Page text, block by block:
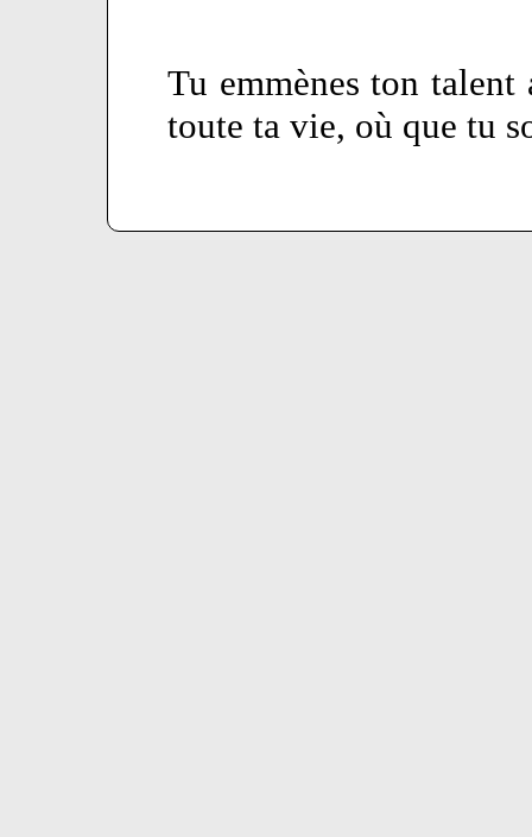
Tu emmènes ton
toute ta vie, où que tu